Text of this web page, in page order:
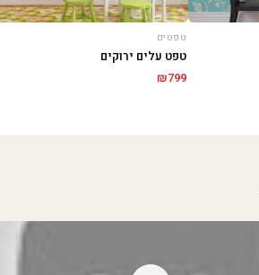
טפטים
טפט עלים ירוקים
₪799